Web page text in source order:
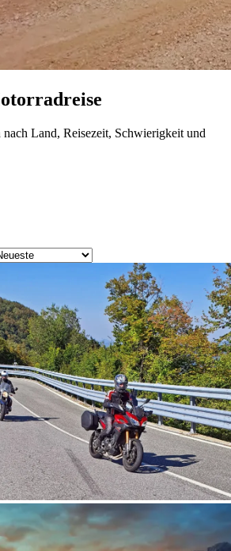
Land, Reisezeit, Schwierigkeit und